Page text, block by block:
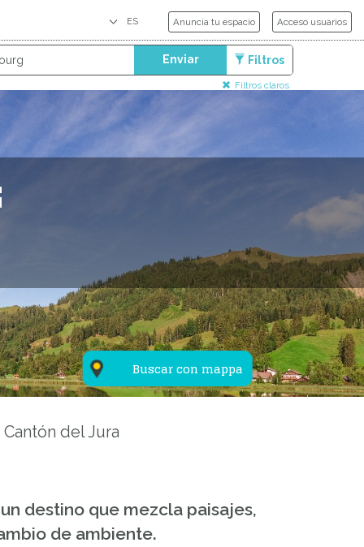
Anuncia tu espacio Acceso usuarios
Enviar Filtros
Filtros claros
Buscar con mappa
Cantón del Jura
destino que mezcla paisajes,
de ambiente.